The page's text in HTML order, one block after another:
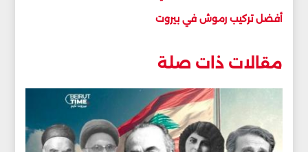
أفضل تركيب رموش في بيروت
مقالات ذات صلة